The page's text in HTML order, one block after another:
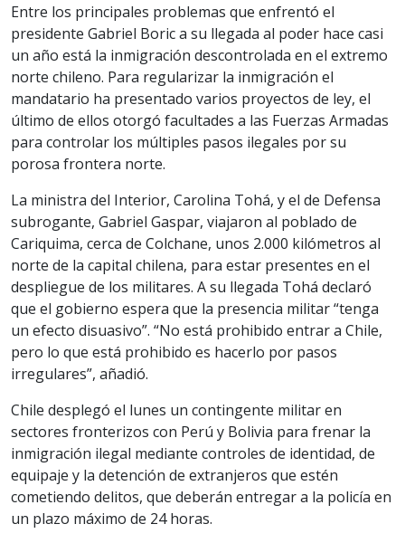
Entre los principales problemas que enfrentó el
presidente Gabriel Boric a su llegada al poder hace casi
un año está la inmigración descontrolada en el extremo
norte chileno. Para regularizar la inmigración el
mandatario ha presentado varios proyectos de ley, el
último de ellos otorgó facultades a las Fuerzas Armadas
para controlar los múltiples pasos ilegales por su
porosa frontera norte.
La ministra del Interior, Carolina Tohá, y el de Defensa
subrogante, Gabriel Gaspar, viajaron al poblado de
Cariquima, cerca de Colchane, unos 2.000 kilómetros al
norte de la capital chilena, para estar presentes en el
despliegue de los militares. A su llegada Tohá declaró
que el gobierno espera que la presencia militar “tenga
un efecto disuasivo”. “No está prohibido entrar a Chile,
pero lo que está prohibido es hacerlo por pasos
irregulares”, añadió.
Chile desplegó el lunes un contingente militar en
sectores fronterizos con Perú y Bolivia para frenar la
inmigración ilegal mediante controles de identidad, de
equipaje y la detención de extranjeros que estén
cometiendo delitos, que deberán entregar a la policía en
un plazo máximo de 24 horas.